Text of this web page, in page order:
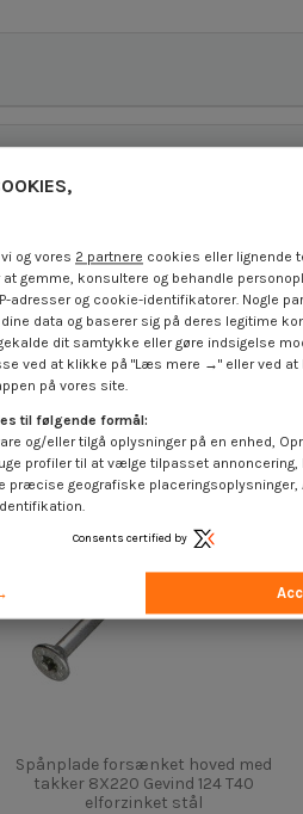
tilbud!
Spånplade forsænket hoved med
takker 8X220 Gevind 124 T40
elforzinket stål
og vores 2 partnere cookies eller lignende
at gemme, konsultere og behandle
adresser og cookie-identifikatorer. Nogle
data og baserer sig på deres legitime
dit samtykke eller gøre indsigelse
ved at klikke på "Læs mere →" eller ved at
på vores site.
til følgende formål:
og/eller tilgå oplysninger på en enhed,
profiler til at vælge tilpasset annoncering,
præcise geografiske placeringsoplysninger,
Consents certified by